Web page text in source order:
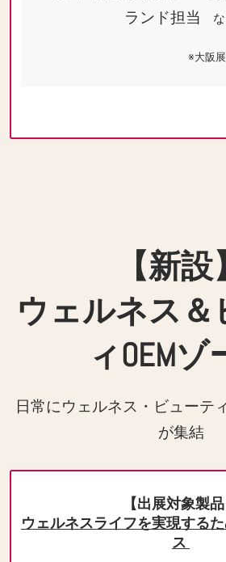
ランド担当
な
※大阪
【新設】
ウェルネス＆
ィOEMゾ
日常にウェルネス・ビューテ
が集結
【出展対象製品
ウェルネスライフを実現する
ス